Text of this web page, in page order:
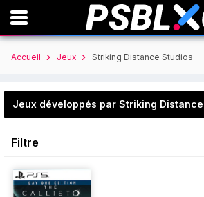
Accueil Jeux Striking Distance Studios
Jeux développés par Striking
Filtre